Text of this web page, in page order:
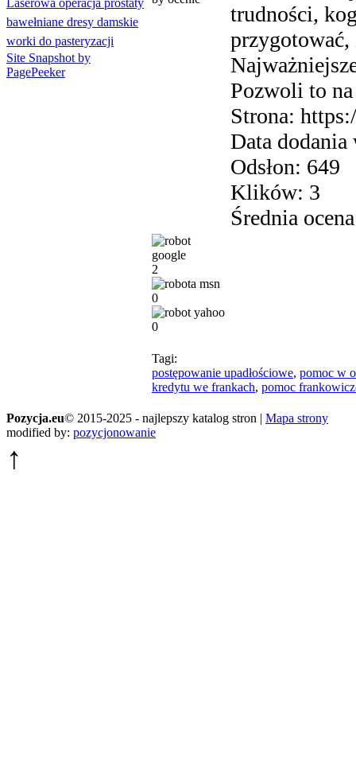
Laserowa operacja prostaty
bawełniane dresy damskie
worki do pasteryzacji
Site Snapshot by
PagePeeker
trudności,
Pozwoli to
Strona:
Data
Odsłon: 649
Klików: 3
Średnia
2
0
0
Tagi:
postępowanie upadłościowe, pomoc w
kredytu we frankach, pomoc
Pozycja.eu© 2015-2025 - najlepszy katalog stron | Mapa strony
modified by: pozycjonowanie
↑